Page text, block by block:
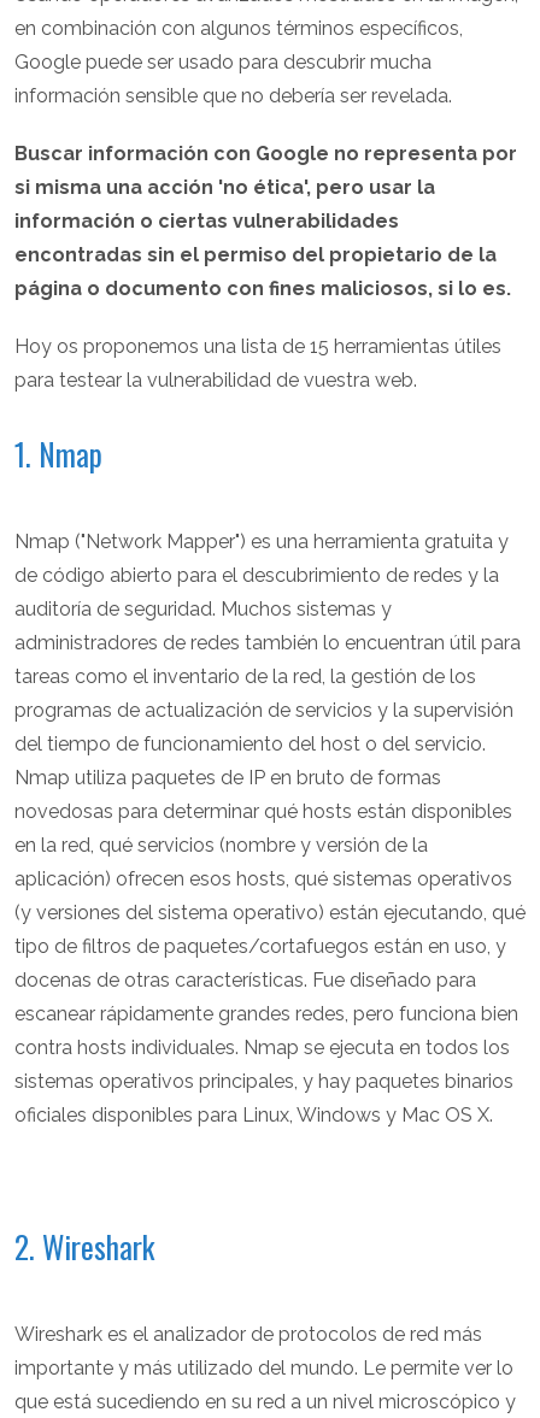
en combinación con algunos términos específicos,
Google puede ser usado para descubrir mucha
información sensible que no debería ser revelada.
Buscar información con Google no representa por
si misma una acción 'no ética', pero usar la
información o ciertas vulnerabilidades
encontradas sin el permiso del propietario de la
página o documento con fines maliciosos, si lo es.
Hoy os proponemos una lista de 15 herramientas útiles
para testear la vulnerabilidad de vuestra web.
1. Nmap
Nmap ("Network Mapper") es una herramienta gratuita y
de código abierto para el descubrimiento de redes y la
auditoría de seguridad. Muchos sistemas y
administradores de redes también lo encuentran útil para
tareas como el inventario de la red, la gestión de los
programas de actualización de servicios y la supervisión
del tiempo de funcionamiento del host o del servicio.
Nmap utiliza paquetes de IP en bruto de formas
novedosas para determinar qué hosts están disponibles
en la red, qué servicios (nombre y versión de la
aplicación) ofrecen esos hosts, qué sistemas operativos
(y versiones del sistema operativo) están ejecutando, qué
tipo de filtros de paquetes/cortafuegos están en uso, y
docenas de otras características. Fue diseñado para
escanear rápidamente grandes redes, pero funciona bien
contra hosts individuales. Nmap se ejecuta en todos los
sistemas operativos principales, y hay paquetes binarios
oficiales disponibles para Linux, Windows y Mac OS X.
2. Wireshark
Wireshark es el analizador de protocolos de red más
importante y más utilizado del mundo. Le permite ver lo
que está sucediendo en su red a un nivel microscópico y